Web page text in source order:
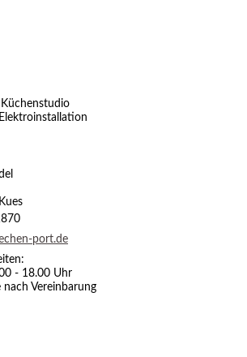
Küchenstudio
port.de
- 18.00 Uhr
nach Vereinbarung